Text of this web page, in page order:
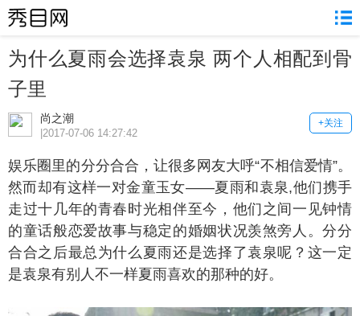
为什么夏雨会选择袁泉 两个人相配到骨
子里
尚之潮 +关注
|2017-07-06 14:27:42
圈里的分分合合，让很多网友大呼“不相信爱情”。
然而却有这样一对金童玉女——夏雨和袁泉,他们携手
走过十几年的青春时光相伴至今，他们之间一见钟情
的童话般恋爱故事与稳定的婚姻状况羡煞旁人。分分
合合之后最总为什么夏雨还是选择了袁泉呢？这一定
是袁泉有别人不一样夏雨喜欢的那种的好。